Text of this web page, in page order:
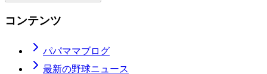
コンテンツ
パパママブログ
最新の野球ニュース